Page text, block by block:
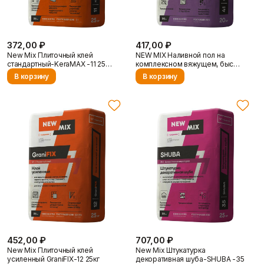
Пены/герметики
Герметик
Монтажные пены
Показать больше
Пленки/Мембраны
Пароизоляционные
Пленка
Пленка ПВД техническая
Показать больше
Потолок
Плита потолочная
Показать больше
Профиль
Акустические Ленты
Маячковый профиль
Подвесы и профили для
потолка
Показать больше
Расходные
материалы
Мешки
Сетки/Стеклообои
Малярные ленты
Стеклообои/Флизелин
372,00 ₽
New Mix Плиточный клей
стандартный-KeraMAX -11 25…
В корзину
417,00 ₽
NEW MIX Наливной пол на
комплексном вяжущем, быс…
В корзину
452,00 ₽
New Mix Плиточный клей
усиленный GraniFIX-12 25кг
707,00 ₽
New Mix Штукатурка
декоративная шуба-SHUBA -35